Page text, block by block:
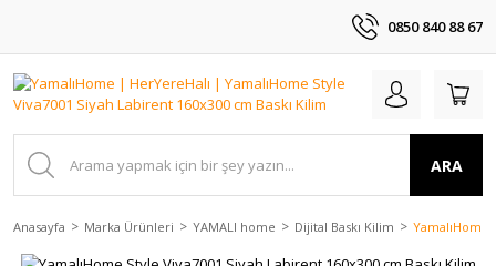
0850 840 88 67
ARA
Anasayfa Marka Ürünleri YAMALI home Dijital Baskı Kilim YamalıHome